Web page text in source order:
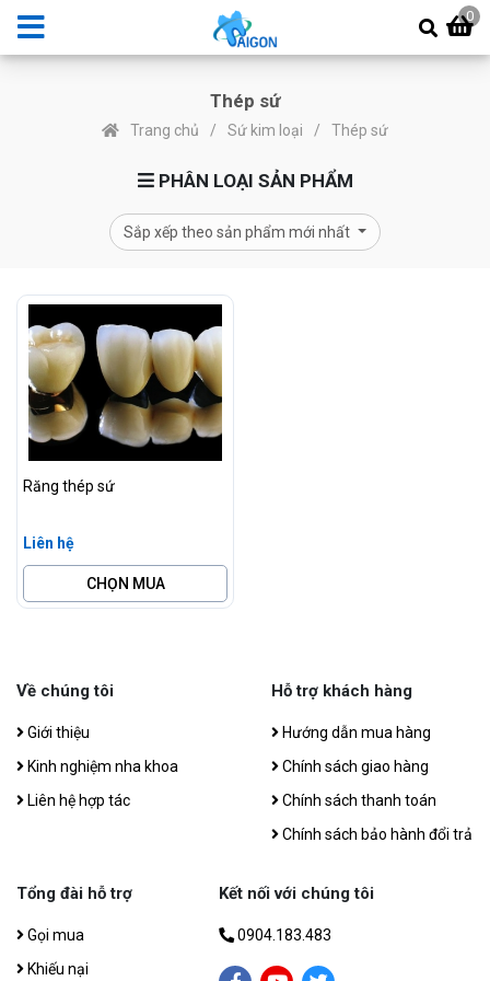
0
Thép sứ
Trang chủ Sứ kim loại Thép sứ
PHÂN LOẠI SẢN PHẨM
Sắp xếp theo sản phẩm mới nhất
Răng thép sứ
Liên hệ
CHỌN MUA
Về chúng tôi
Giới thiệu
Kinh nghiệm nha khoa
Liên hệ hợp tác
Hỗ trợ khách hàng
Hướng dẫn mua hàng
Chính sách giao hàng
Chính sách thanh toán
Chính sách bảo hành đổi trả
Tổng đài hỗ trợ
Gọi mua
Khiếu nại
Kết nối với chúng tôi
0904.183.483